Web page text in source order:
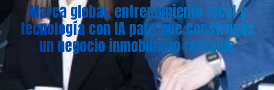
Marca global, entrenamiento local y
tecnología con IA para que construyas
un negocio inmobiliario rentable